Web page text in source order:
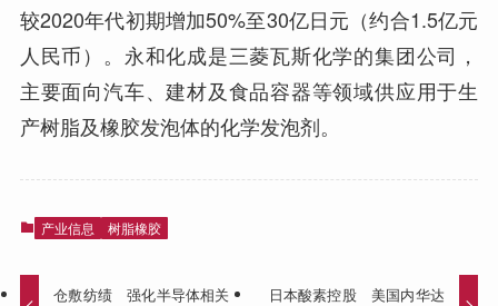
较2020年代初期增加50%至30亿日元（约合1.5亿元
人民币）。永和化成是三菱瓦斯化学的集团公司，
主要面向汽车、建材及食品容器等领域供应用于生
产树脂及橡胶发泡体的化学发泡剂。
产业信息 树脂橡胶
仓敷纺绩 强化半导体相关
日本酸素控股 美国内华达